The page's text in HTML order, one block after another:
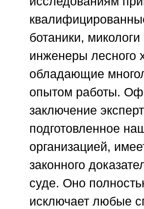
ботаники, микологи
инженеры лесного
обладающие
опытом работы.
заключение
подготовленное
организацией,
законного
суде. Оно
исключает любые